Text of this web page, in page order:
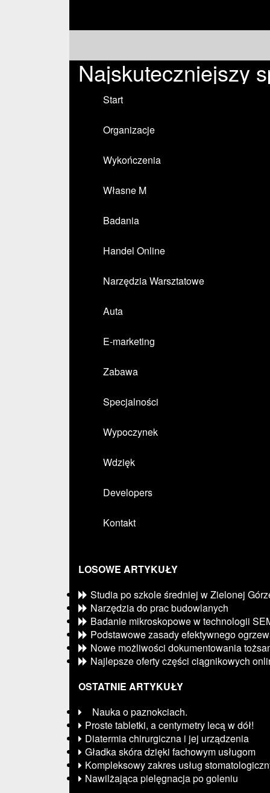
Najskuteczniejszy
Start
Organizacje
Wykończenia
Własne M
Badania
Handel Online
Narzędzia Warsztatowe
Auta
E-marketing
Zabawa
Specjalności
Wypoczynek
Wdzięk
Developers
Kontakt
LOSOWE ARTYKUŁY
Studia po szkole średniej w Zielonej
Narzędzia do prac budowlanych
Badanie mikroskopowe w technologii
Podstawowe zasady efektywnego
Nowe możliwości dokumentowania
Najlepsze oferty części ciągnikowych
OSTATNIE ARTYKUŁY
Nauka o paznokciach.
Proste tabletki, a centymetry lecą w dół!
Diatermia chirurgiczna i jej urządzenia
Gładka skóra dzięki fachowym usługom
Kompleksowy zakres usług
Nawilżająca pielęgnacja po goleniu